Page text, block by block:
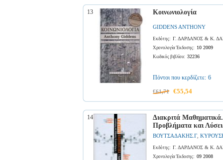
13 Κοινωνιολογία
GIDDENS ANTHONY
Εκδότης: Γ. ΔΑΡΔΑΝΟΣ & Κ.
Χρονολογία Έκδοσης: 10 2009
Κωδικός βιβλίου: 32236
Πόντοι που κερδίζετε: 6
€61,71 €55,54
14
Διακριτά
Προβλήματα και
ΒΟΥΤΣΑΔΑΚΗΣ.Γ
Εκδότης: Γ. ΔΑΡΔΑΝΟΣ & Κ.
Χρονολογία Έκδοσης: 09 2008